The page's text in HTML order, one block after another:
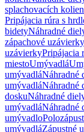
splachovacích kolien
Pripájacia rúra s
bidetyNáhradné
zápachové uzávierky
uzávierkyPripájacia
miestoUmývadlá
umývadláNáhradné
umývadláNáhradné
doskuNáhradné
umývadláNáhradné
umývadlo
umývadláZápustné